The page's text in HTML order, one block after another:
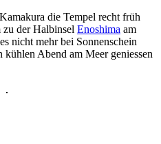
die Tempel recht früh
der Halbinsel Enoshima am
nicht mehr bei Sonnenschein
kühlen Abend am Meer geniessen